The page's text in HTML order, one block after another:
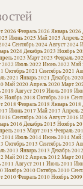
2026 Февраль 2026 Январь 2026
Июнь 2025 Май 2025 Апрель
Сентябрь 2024Август 2024
2024Декабрь 2023 Ноябрь
2023 Март 2023 Февраль
2022 Июль 2022 Июнь 2022 Май
Октябрь 2021 Сентябрь 2021
2021 Январь 2021 Декабрь 2020
Май 2020Апрель 2020Март
2019 Август 2019 Июль 2019
Ноябрь 2018 Октябрь 2018
2018 Февраль 2018 Январь 2018
Июнь 2017 Май 2017 Апрель
Сентябрь 2016 Август 2016
2016 Декабрь 2015 Ноябрь
2015 Март 2015 Февраль
2014Июль 2014Июнь 2014Май
Октябрь 2013 Сентябрь 2013
2013 Январь 2013 Декабрь 2012
Май 2012 Апрель 2012 Март
2011 Август 2011 Июль 2011
Ноябрь 2010Октябрь 2010
2010Февраль 2010Ноябрь 2009